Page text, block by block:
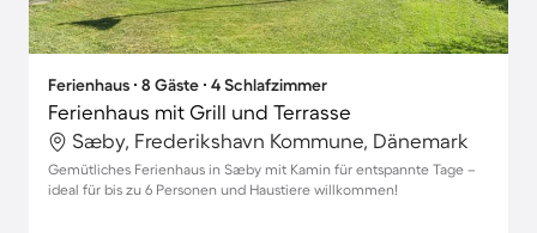
Ferienhaus ∙ 8 Gäste ∙ 4 Schlafzimmer
Ferienhaus mit Grill und Terrasse
Sæby, Frederikshavn Kommune, Dänemark
Gemütliches Ferienhaus in Sæby mit Kamin für entspannte Tage –
ideal für bis zu 6 Personen und Haustiere willkommen!